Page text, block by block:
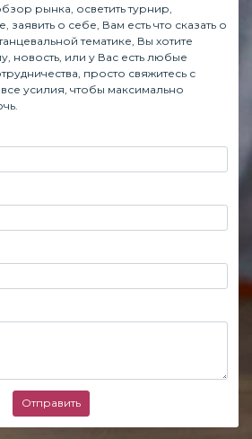
рынка, осветить турнир,
заявить о себе, Вам есть что сказать о
тематике, Вы хотите
новость, или у Вас есть любые
просто свяжитесь с
усилия, чтобы максимально
Отправить